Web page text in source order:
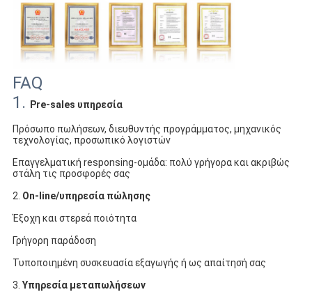
FAQ
1.
Pre-sales υπηρεσία
Πρόσωπο πωλήσεων, διευθυντής προγράμματος, μηχανικός
τεχνολογίας, προσωπικό λογιστών
Επαγγελματική responsing-ομάδα: πολύ γρήγορα και ακριβώς
στάλη τις προσφορές σας
2. On-line/υπηρεσία πώλησης
Έξοχη και στερεά ποιότητα
Γρήγορη παράδοση
Τυποποιημένη συσκευασία εξαγωγής ή ως απαίτησή σας
3. Υπηρεσία μεταπωλήσεων